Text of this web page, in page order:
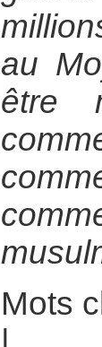
au
être
Mots